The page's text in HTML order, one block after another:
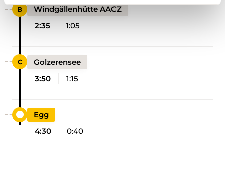
Windgällenhütte AACZ
2:35
1:05
Golzerensee
3:50
1:15
Egg
4:30
0:40